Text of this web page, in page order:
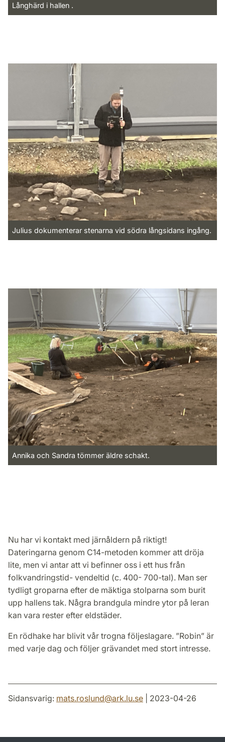
Långhärd i hallen .
Julius dokumenterar stenarna vid södra långsidans ingång.
Annika och Sandra tömmer äldre schakt.
Nu har vi kontakt med järnåldern på riktigt!
Dateringarna genom C14-metoden kommer att dröja
lite, men vi antar att vi befinner oss i ett hus från
folkvandringstid- vendeltid (c. 400- 700-tal). Man ser
tydligt groparna efter de mäktiga stolparna som burit
upp hallens tak. Några brandgula mindre ytor på leran
kan vara rester efter eldstäder.
En rödhake har blivit vår trogna följeslagare. ”Robin” är
med varje dag och följer grävandet med stort intresse.
Sidansvarig: mats.roslund@ark.lu.se | 2023-04-26